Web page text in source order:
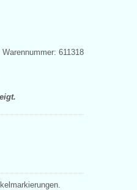
Warennummer: 611318